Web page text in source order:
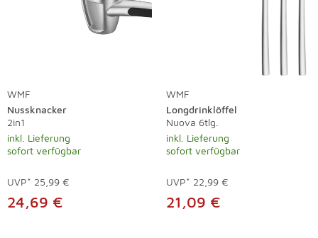
WMF
Nussknacker
2in1
inkl. Lieferung
sofort verfügbar
UVP* 25,99 €
24,69 €
WMF
Longdrinklöffel
Nuova 6tlg.
inkl. Lieferung
sofort verfügbar
UVP* 22,99 €
21,09 €